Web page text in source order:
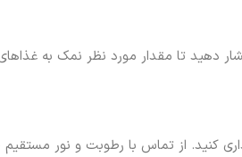
دهید تا مقدار مورد نظر نمک به
از تماس با رطوبت و نور مستقیم